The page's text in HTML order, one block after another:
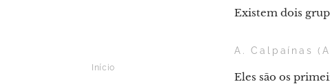
Início
Existem dois
A. Calpaínas
Eles são os